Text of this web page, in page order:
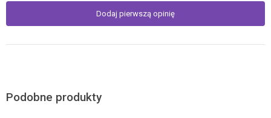
Dodaj pierwszą opinię
Podobne produkty